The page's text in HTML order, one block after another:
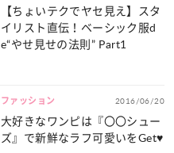
【ちょいテクでヤセ見え】スタ
イリスト直伝！ベーシック服d
e“やせ見せの法則” Part1
ファッション 2016/06/20
大好きなワンピは『〇〇シュー
ズ』で新鮮なラフ可愛いをGet♥